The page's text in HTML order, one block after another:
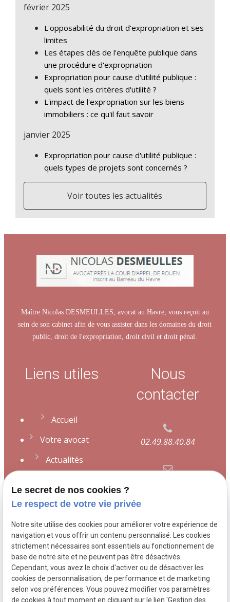
février 2025
L'opposabilité du droit d'expropriation et ses
limites
Les étapes clés de l'enquête publique dans
une procédure d'expropriation
Expropriation pour cause d'utilité publique :
quels sont les critères d'utilité ?
L'impact de l'expropriation sur les biens
immobiliers : ce qu'il faut savoir
janvier 2025
Expropriation pour cause d'utilité publique :
quels types de projets sont concernés ?
Voir toutes les actualités
Maître Nicolas DESMEULLES, avocat au Havre, vous reçoit au
sein de son cabinet afin de vous assister dans les domaines du droit
public, droit de l'expropriation, droit civil et droit pénal.
Liens utiles
Accueil
Votre avocat
Actualités
Mentions légales
Politique de
confidentialité
Gestion des
cookies
Nous
contacter
02.49.88.40.84
109 Boulevard de
Strasbourg76600 LE
HAVRE
Le secret de nos cookies ?
Le respect de votre vie privée
Notre site utilise des cookies pour améliorer votre expérience de
navigation et vous offrir un contenu personnalisé. Les cookies
strictement nécessaires sont essentiels au fonctionnement de
base de notre site et ne peuvent pas être désactivés.
Cependant, vous avez le choix d'activer ou de désactiver les
cookies de personnalisation, de performance et de marketing
selon vos préférences. Vous pouvez modifier vos paramètres
de cookies à tout moment en cliquant sur le lien 'Gestion des